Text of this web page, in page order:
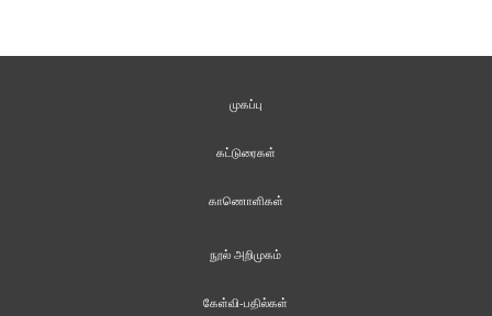
முகப்பு
கட்டுரைகள்
காணொளிகள்
நூல் அறிமுகம்
கேள்வி-பதில்கள்